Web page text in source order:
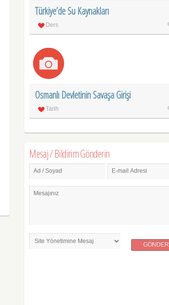
Türkiye’de Su Kaynakları
Ders
Osmanlı Devletinin Savaşa Girişi
Tarih
Mesaj / Bildirim Gönderin
Ad / Soyad E-mail Adresi
Mesajınız
GÖNDER